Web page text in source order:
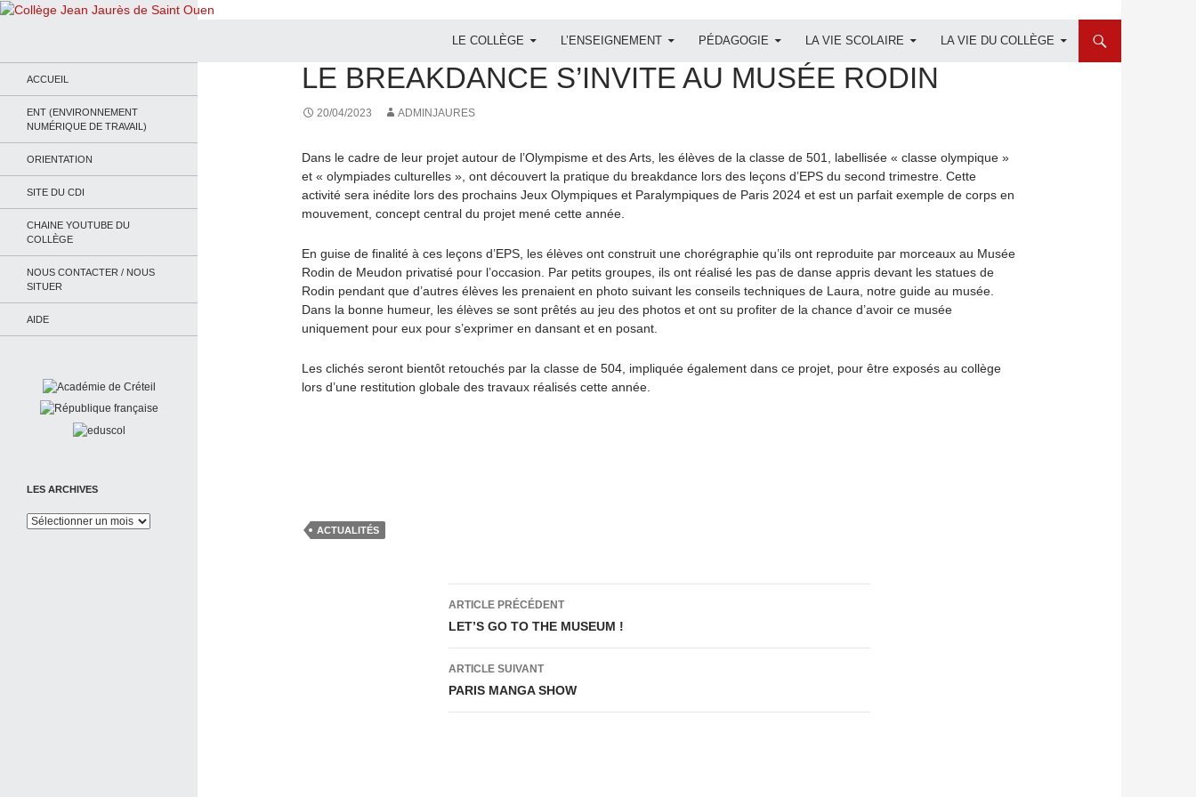
LE COLLÈGE L’ENSEIGNEMENT PÉDAGOGIE LA VIE SCOLAIRE LA VIE DU COLLÈGE
PROJET, SEGPA,SORTIE
LE BREAKDANCE S’INVITE AU MUSÉE RODIN
20/04/2023 ADMINJAURES
Dans le cadre de leur projet autour de l’Olympisme et des Arts, les élèves de la classe de 501, labellisée « classe olympique »
et « olympiades culturelles », ont découvert la pratique du breakdance lors des leçons d’EPS du second trimestre. Cette
activité sera inédite lors des prochains Jeux Olympiques et Paralympiques de Paris 2024 et est un parfait exemple de corps en
mouvement, concept central du projet mené cette année.
En guise de finalité à ces leçons d’EPS, les élèves ont construit une chorégraphie qu’ils ont reproduite par morceaux au Musée
Rodin de Meudon privatisé pour l’occasion. Par petits groupes, ils ont réalisé les pas de danse appris devant les statues de
Rodin pendant que d’autres élèves les prenaient en photo suivant les conseils techniques de Laura, notre guide au musée.
Dans la bonne humeur, les élèves se sont prêtés au jeu des photos et ont su profiter de la chance d’avoir ce musée
uniquement pour eux pour s’exprimer en dansant et en posant.
Les clichés seront bientôt retouchés par la classe de 504, impliquée également dans ce projet, pour être exposés au collège
lors d’une restitution globale des travaux réalisés cette année.
ACTUALITÉS
Navigation
des
articles
ARTICLE PRÉCÉDENT
LET’S GO TO THE MUSEUM !
ARTICLE SUIVANT
PARIS MANGA SHOW
ACCUEIL
ENT (ENVIRONNEMENT
NUMÉRIQUE DE TRAVAIL)
ORIENTATION
SITE DU CDI
CHAINE YOUTUBE DU
COLLÈGE
NOUS CONTACTER / NOUS
SITUER
AIDE
LES ARCHIVES
Les